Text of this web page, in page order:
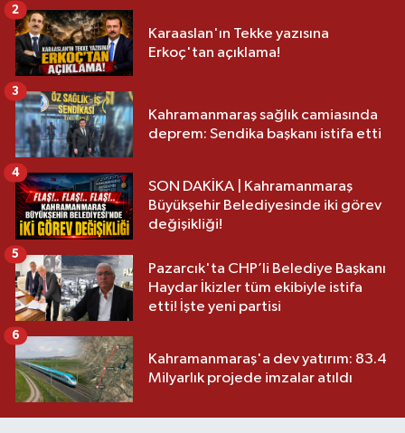
Karaaslan'ın Tekke yazısına
Erkoç'tan açıklama!
2
Kahramanmaraş sağlık camiasında
deprem: Sendika başkanı istifa etti
3
SON DAKİKA | Kahramanmaraş
Büyükşehir Belediyesinde iki görev
değişikliği!
4
Pazarcık'ta CHP’li Belediye Başkanı
Haydar İkizler tüm ekibiyle istifa
etti! İşte yeni partisi
5
Kahramanmaraş'a dev yatırım: 83.4
Milyarlık projede imzalar atıldı
6